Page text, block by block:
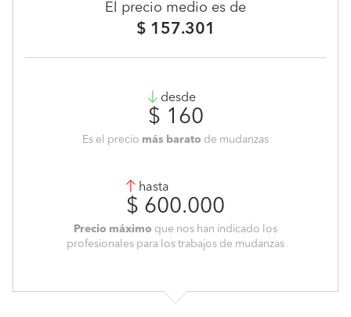
El precio medio es de
$ 157.301
desde
$ 160
Es el precio más barato de mudanzas
hasta
$ 600.000
Precio máximo que nos han indicado los
profesionales para los trabajos de mudanzas